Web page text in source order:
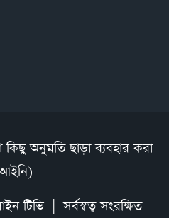
অনুমতি ছাড়া ব্যবহার করা
টিভি| সর্বস্বত্ব সংরক্ষিত